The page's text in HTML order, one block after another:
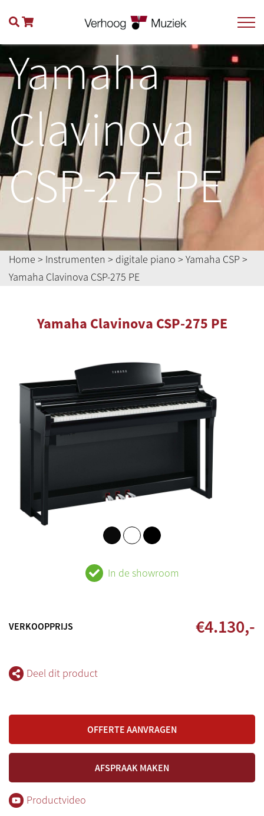
Yamaha
Clavinova
CSP-275 PE
Home > Instrumenten > digitale piano > Yamaha CSP >
Yamaha Clavinova CSP-275 PE
Yamaha Clavinova CSP-275 PE
In de showroom
VERKOOPPRIJS €4.130,-
Deel dit product
OFFERTE AANVRAGEN
AFSPRAAK MAKEN
Productvideo